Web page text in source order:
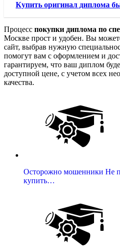
Купить оригинал диплома
Процесс покупки диплома по
Москве прост и удобен. Вы
сайт, выбрав нужную
помогут вам с оформлением и
гарантируем, что ваш диплом
доступной цене, с учетом всех
качества.
Осторожно мошенники Не
купить…